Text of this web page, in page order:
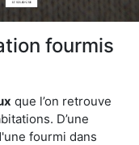
fourmis
que l’on retrouve
D’une
fourmi dans